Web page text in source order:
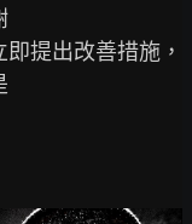
提出改善措施，